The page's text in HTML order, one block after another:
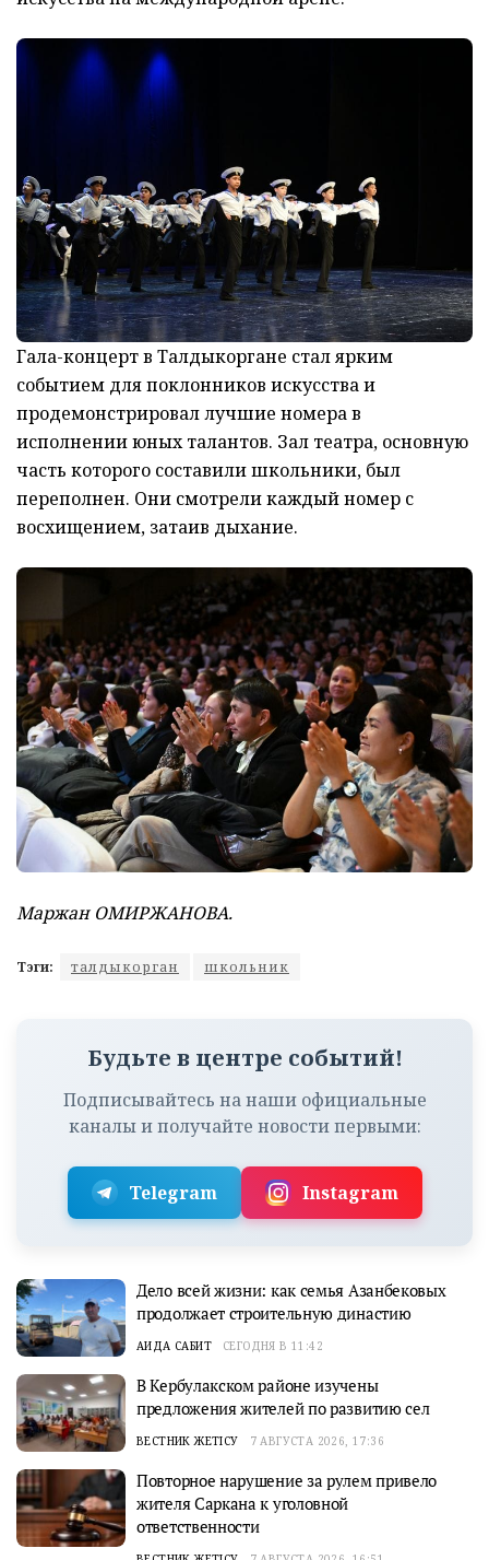
Гала-концерт в Талдыкоргане стал ярким
событием для поклонников искусства и
продемонстрировал лучшие номера в
исполнении юных талантов. Зал театра, основную
часть которого составили школьники, был
переполнен. Они смотрели каждый номер с
восхищением, затаив дыхание.
Маржан ОМИРЖАНОВА.
Тэги: талдыкорган школьник
Будьте в центре событий!
Подписывайтесь на наши официальные
каналы и получайте новости первыми:
Telegram Instagram
Дело всей жизни: как семья Азанбековых
продолжает строительную династию
АИДА САБИТ СЕГОДНЯ В 11:42
В Кербулакском районе изучены
предложения жителей по развитию сел
ВЕСТНИК ЖЕТІСУ 7 АВГУСТА 2026, 17:36
Повторное нарушение за рулем привело
жителя Саркана к уголовной
ответственности